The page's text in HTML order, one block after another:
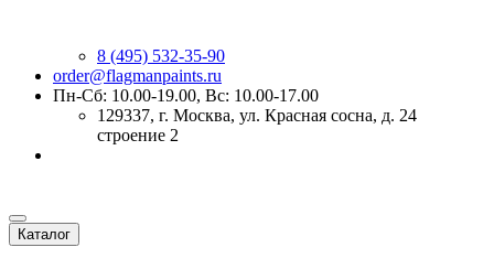
8 (495) 532-35-90
order@flagmanpaints.ru
Пн-Сб: 10.00-19.00, Вс: 10.00-17.00
129337, г. Москва, ул. Красная сосна, д. 24
строение 2
Каталог